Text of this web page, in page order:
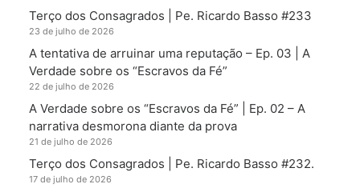
Terço dos Consagrados | Pe. Ricardo Basso #233
23 de julho de 2026
A tentativa de arruinar uma reputação – Ep. 03 | A
Verdade sobre os “Escravos da Fé”
22 de julho de 2026
A Verdade sobre os “Escravos da Fé” | Ep. 02 – A
narrativa desmorona diante da prova
21 de julho de 2026
Terço dos Consagrados | Pe. Ricardo Basso #232.
17 de julho de 2026